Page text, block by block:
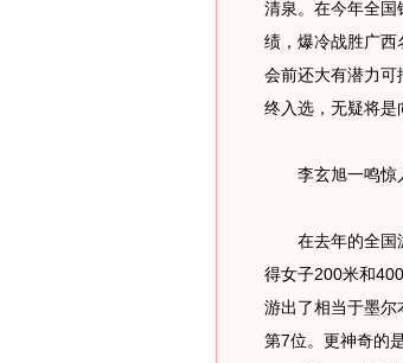
清泉。在今年全
绩，爆冷战胜广西
会前还大有潜力可
终入选，无疑将是
李玄旭一鸣惊
在去年的全国游
得女子200米和
游出了相当于墨尔
第7位。更神奇的